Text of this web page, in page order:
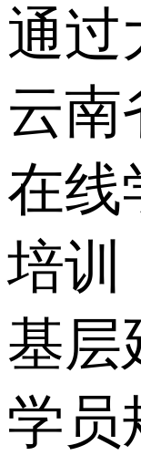
通过
云南
在线
培训
基层
学员